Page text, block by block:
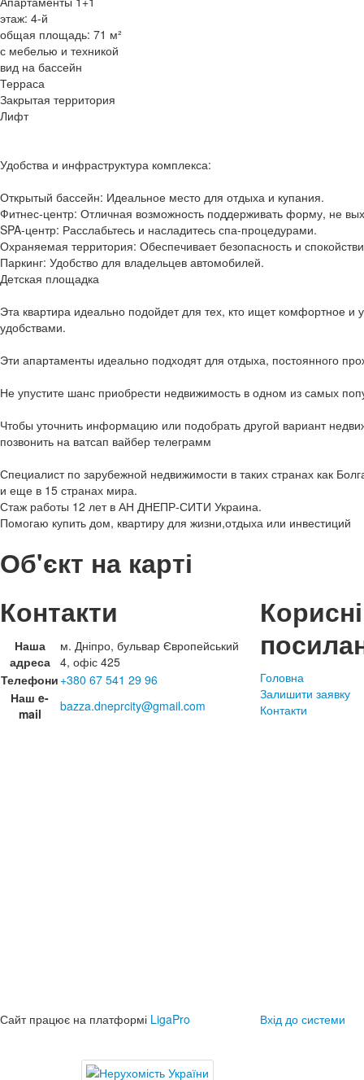
этаж: 4-й
общая площадь: 71 м²
с мебелью и техникой
вид на бассейн
Терраса
Закрытая территория
Лифт
Удобства и инфраструктура комплекса:
Открытый бассейн: Идеальное место для отдыха и купания.
Фитнес-центр: Отличная возможность поддерживать форму, не
SPA-центр: Расслабьтесь и насладитесь спа-процедурами.
Охраняемая территория: Обеспечивает безопасность и
Паркинг: Удобство для владельцев автомобилей.
Детская площадка
Эта квартира идеально подойдет для тех, кто ищет комфортное и
удобствами.
Эти апартаменты идеально подходят для отдыха, постоянного
Не упустите шанс приобрести недвижимость в одном из самых
Чтобы уточнить информацию или подобрать другой вариант
позвонить на ватсап вайбер телеграмм
Специалист по зарубежной недвижимости в таких странах как
и еще в 15 странах мира.
Стаж работы 12 лет в АН ДНЕПР-СИТИ Украина.
Помогаю купить дом, квартиру для жизни,отдыха или инвестиций
Об'єкт на карті
Контакти
Наша
адреса
м. Дніпро, бульвар Європейський
4, офіс 425
Телефони +380 67 541 29 96
Наш e-
mail
bazza.dneprcity@gmail.com
Корисні
Головна
Залишити заявку
Контакти
Сайт працює на платформі LigaPro Вхід до системи